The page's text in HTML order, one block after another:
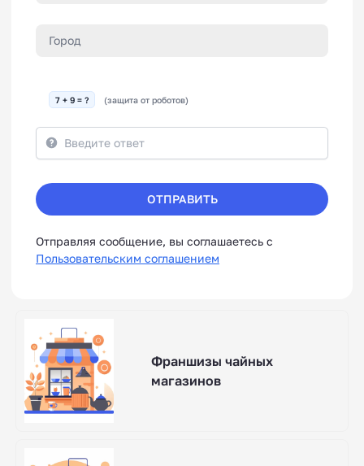
7 + 9 = ? (защита от роботов)
ОТПРАВИТЬ
Отправляя сообщение, вы соглашаетесь с
Пользовательским соглашением
Франшизы чайных
магазинов